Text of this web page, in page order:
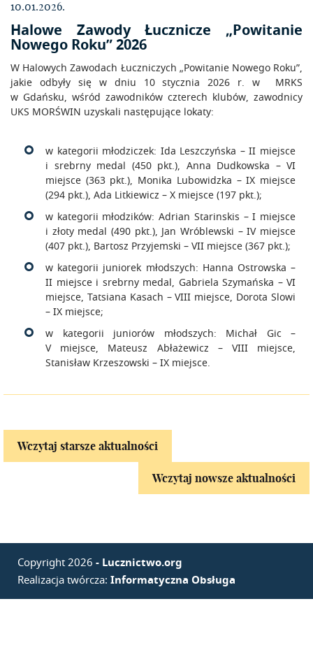
10.01.2026.
Halowe Zawody Łucznicze „Powitanie
Nowego Roku” 2026
W Halowych Zawodach Łuczniczych „Powitanie Nowego Roku”,
jakie odbyły się w dniu 10 stycznia 2026 r. w MRKS
w Gdańsku, wśród zawodników czterech klubów, zawodnicy
UKS MORŚWIN uzyskali następujące lokaty:
w kategorii młodziczek: Ida Leszczyńska – II miejsce
i srebrny medal (450 pkt.), Anna Dudkowska – VI
miejsce (363 pkt.), Monika Lubowidzka – IX miejsce
(294 pkt.), Ada Litkiewicz – X miejsce (197 pkt.);
w kategorii młodzików: Adrian Starinskis – I miejsce
i złoty medal (490 pkt.), Jan Wróblewski – IV miejsce
(407 pkt.), Bartosz Przyjemski – VII miejsce (367 pkt.);
w kategorii juniorek młodszych: Hanna Ostrowska –
II miejsce i srebrny medal, Gabriela Szymańska – VI
miejsce, Tatsiana Kasach – VIII miejsce, Dorota Slowi
– IX miejsce;
w kategorii juniorów młodszych: Michał Gic –
V miejsce, Mateusz Abłażewicz – VIII miejsce,
Stanisław Krzeszowski – IX miejsce.
Wczytaj starsze aktualności
Wczytaj nowsze aktualności
Copyright 2026 - Lucznictwo.org
Realizacja twórcza: Informatyczna Obsługa